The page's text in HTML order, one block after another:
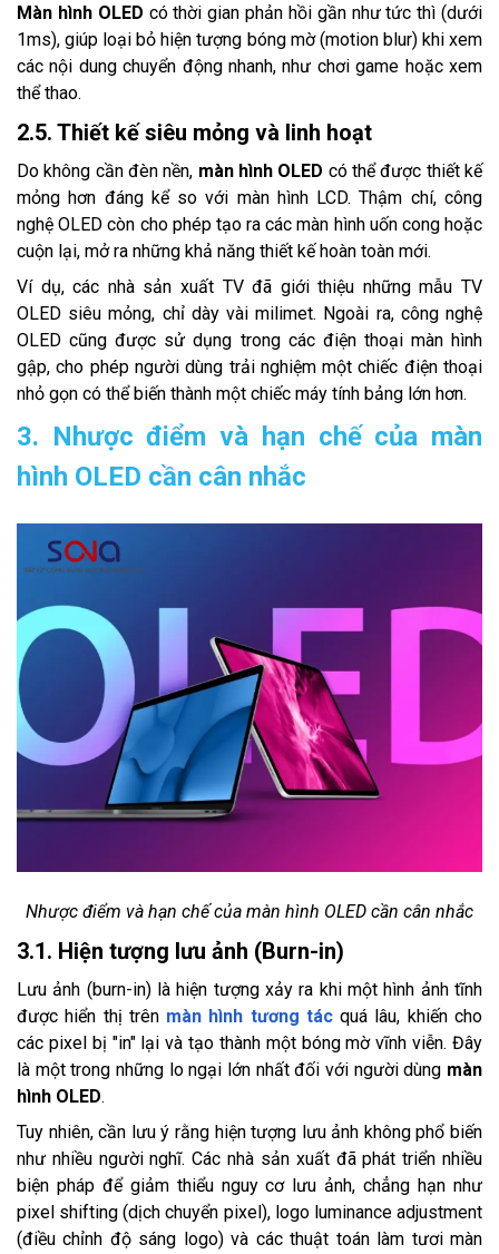
Màn hình OLED có thời gian phản hồi gần như tức thì (dưới
1ms), giúp loại bỏ hiện tượng bóng mờ (motion blur) khi xem
các nội dung chuyển động nhanh, như chơi game hoặc xem
thể thao.
2.5. Thiết kế siêu mỏng và linh hoạt
Do không cần đèn nền, màn hình OLED có thể được thiết kế
mỏng hơn đáng kể so với màn hình LCD. Thậm chí, công
nghệ OLED còn cho phép tạo ra các màn hình uốn cong hoặc
cuộn lại, mở ra những khả năng thiết kế hoàn toàn mới.
Ví dụ, các nhà sản xuất TV đã giới thiệu những mẫu TV
OLED siêu mỏng, chỉ dày vài milimet. Ngoài ra, công nghệ
OLED cũng được sử dụng trong các điện thoại màn hình
gập, cho phép người dùng trải nghiệm một chiếc điện thoại
nhỏ gọn có thể biến thành một chiếc máy tính bảng lớn hơn.
3. Nhược điểm và hạn chế của màn
hình OLED cần cân nhắc
Nhược điểm và hạn chế của màn hình OLED cần cân nhắc
3.1. Hiện tượng lưu ảnh (Burn-in)
Lưu ảnh (burn-in) là hiện tượng xảy ra khi một hình ảnh tĩnh
được hiển thị trên màn hình tương tácquá lâu, khiến cho
các pixel bị "in" lại và tạo thành một bóng mờ vĩnh viễn. Đây
là một trong những lo ngại lớn nhất đối với người dùng màn
hình OLED.
Tuy nhiên, cần lưu ý rằng hiện tượng lưu ảnh không phổ biến
như nhiều người nghĩ. Các nhà sản xuất đã phát triển nhiều
biện pháp để giảm thiểu nguy cơ lưu ảnh, chẳng hạn như
pixel shifting (dịch chuyển pixel), logo luminance adjustment
(điều chỉnh độ sáng logo) và các thuật toán làm tươi màn